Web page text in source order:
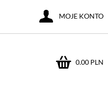
0.00 PLN
MOJE KONTO